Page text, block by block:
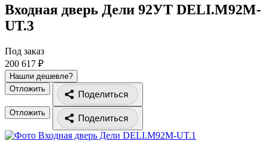
Входная дверь Дели 92УТ DELI.M92M-
UT.3
Под заказ
200 617 ₽
Нашли дешевле?
Отложить
Поделиться
Отложить
Поделиться